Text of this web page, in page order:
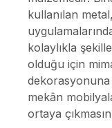
kullanılan
kolaylıkla
olduğu için
mekân
ortaya